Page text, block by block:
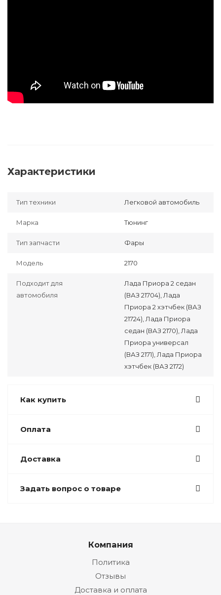
Характеристики
Тип техники Легковой автомобиль
Марка Тюнинг
Тип запчасти Фары
Модель 2170
Подходит для
автомобиля
Лада Приора 2 седан
(ВАЗ 21704), Лада
Приора 2 хэтчбек (ВАЗ
21724), Лада Приора
седан (ВАЗ 2170), Лада
Приора универсал
(ВАЗ 2171), Лада Приора
хэтчбек (ВАЗ 2172)
Как купить
Оплата
Доставка
Задать вопрос о товаре
Компания
Политика
Отзывы
Доставка и оплата